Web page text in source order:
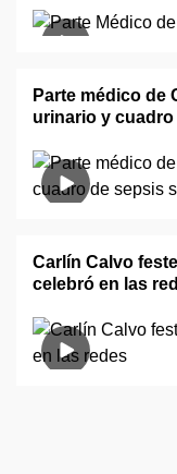
Parte médico de
urinario y
Carlín Calvo
celebró en las